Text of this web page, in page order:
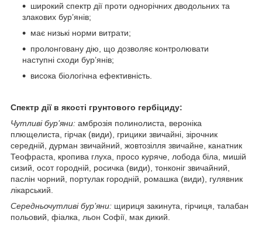
широкий спектр дії проти однорічних дводольних та
злакових бур’янів;
має низькі норми витрати;
пролонговану дію, що дозволяє контролювати
наступні сходи бур’янів;
висока біологічна ефективність.
Спектр дії в якості грунтового гербіциду:
Чутливі бур’яни: амброзія полинолиста, вероніка
плющелиста, гірчак (види), грицики звичайні, зірочник
середній, дурман звичайний, жовтозілля звичайне, канатник
Теофраста, кропива глуха, просо куряче, лобода біла, мишій
сизий, осот городній, росичка (види), тонконіг звичайний,
паслін чорний, портулак городній, ромашка (види), гулявник
лікарський.
Середньочутливі бур’яни: щириця закинута, гірчиця, талабан
польовий, фіалка, льон Софії, мак дикий.